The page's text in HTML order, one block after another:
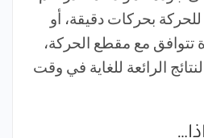
بحركات دقيقة، أو
مع مقطع الحركة،
الرائعة للغاية في وقت